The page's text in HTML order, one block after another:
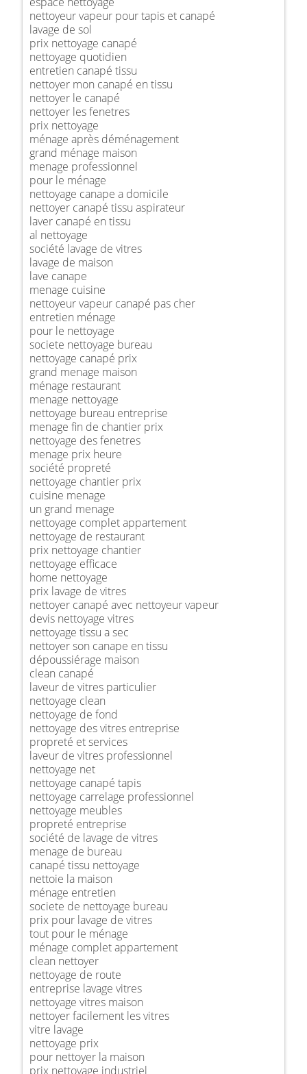
nettoyeur vapeur pour tapis et canapé
lavage de sol
prix nettoyage canapé
nettoyage quotidien
entretien canapé tissu
nettoyer mon canapé en tissu
nettoyer le canapé
nettoyer les fenetres
prix nettoyage
ménage après déménagement
grand ménage maison
menage professionnel
pour le ménage
nettoyage canape a domicile
nettoyer canapé tissu aspirateur
laver canapé en tissu
al nettoyage
société lavage de vitres
lavage de maison
lave canape
menage cuisine
nettoyeur vapeur canapé pas cher
entretien ménage
pour le nettoyage
societe nettoyage bureau
nettoyage canapé prix
grand menage maison
ménage restaurant
menage nettoyage
nettoyage bureau entreprise
menage fin de chantier prix
nettoyage des fenetres
menage prix heure
société propreté
nettoyage chantier prix
cuisine menage
un grand menage
nettoyage complet appartement
nettoyage de restaurant
prix nettoyage chantier
nettoyage efficace
home nettoyage
prix lavage de vitres
nettoyer canapé avec nettoyeur vapeur
devis nettoyage vitres
nettoyage tissu a sec
nettoyer son canape en tissu
dépoussiérage maison
clean canapé
laveur de vitres particulier
nettoyage clean
nettoyage de fond
nettoyage des vitres entreprise
propreté et services
laveur de vitres professionnel
nettoyage net
nettoyage canapé tapis
nettoyage carrelage professionnel
nettoyage meubles
propreté entreprise
société de lavage de vitres
menage de bureau
canapé tissu nettoyage
nettoie la maison
ménage entretien
societe de nettoyage bureau
prix pour lavage de vitres
tout pour le ménage
ménage complet appartement
clean nettoyer
nettoyage de route
entreprise lavage vitres
nettoyage vitres maison
nettoyer facilement les vitres
vitre lavage
nettoyage prix
pour nettoyer la maison
prix nettoyage industriel